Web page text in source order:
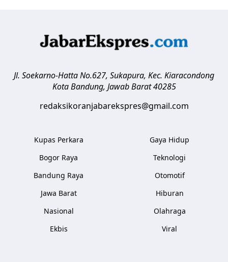
Jl. Soekarno-Hatta No.627, Sukapura, Kec. Kiaracondong
Kota Bandung, Jawab Barat 40285
redaksikoranjabarekspres@gmail.com
Kupas Perkara
Bogor Raya
Bandung Raya
Jawa Barat
Nasional
Ekbis
Gaya Hidup
Teknologi
Otomotif
Hiburan
Olahraga
Viral